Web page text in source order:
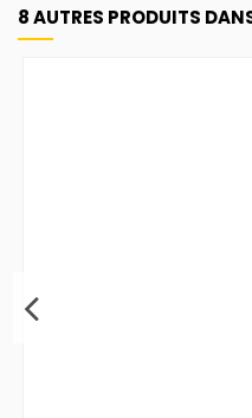
8 AUTRES PRODUITS